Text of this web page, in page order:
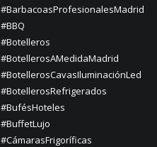
#BarbacoasProfesionalesMadrid
#BBQ
#Botelleros
#BotellerosAMedidaMadrid
#BotellerosCavasIluminaciónLed
#BotellerosRefrigerados
#BufésHoteles
#BuffetLujo
#CámarasFrigoríficas